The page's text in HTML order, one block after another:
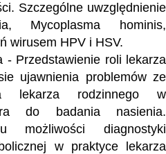
Szczególne uwzględnienie
Mycoplasma hominis,
wirusem HPV i HSV.
- Przedstawienie roli lekarza
ujawnienia problemów ze
lekarza rodzinnego w
do badania nasienia.
możliwości diagnostyki
w praktyce lekarza